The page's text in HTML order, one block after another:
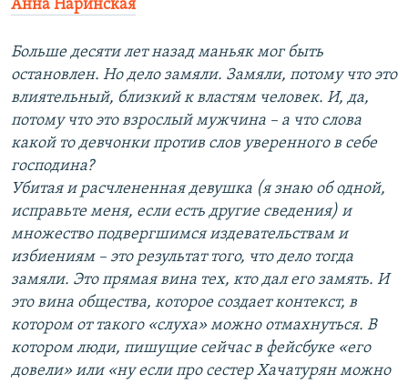
Анна Наринская
Больше десяти лет назад маньяк мог быть
остановлен. Но дело замяли. Замяли, потому что это
влиятельный, близкий к властям человек. И, да,
потому что это взрослый мужчина – а что слова
какой то девчонки против слов уверенного в себе
господина?
Убитая и расчлененная девушка (я знаю об одной,
исправьте меня, если есть другие сведения) и
множество подвергшимся издевательствам и
избиениям – это результат того, что дело тогда
замяли. Это прямая вина тех, кто дал его замять. И
это вина общества, которое создает контекст, в
котором от такого «слуха» можно отмахнуться. В
котором люди, пишущие сейчас в фейсбуке «его
довели» или «ну если про сестер Хачатурян можно